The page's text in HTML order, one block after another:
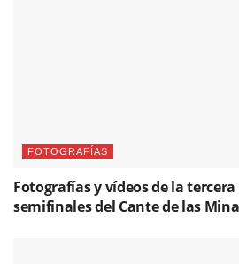
NOTICIAS